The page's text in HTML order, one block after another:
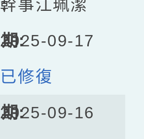
幹事江珮潔
2025-09-17
已修復
2025-09-16